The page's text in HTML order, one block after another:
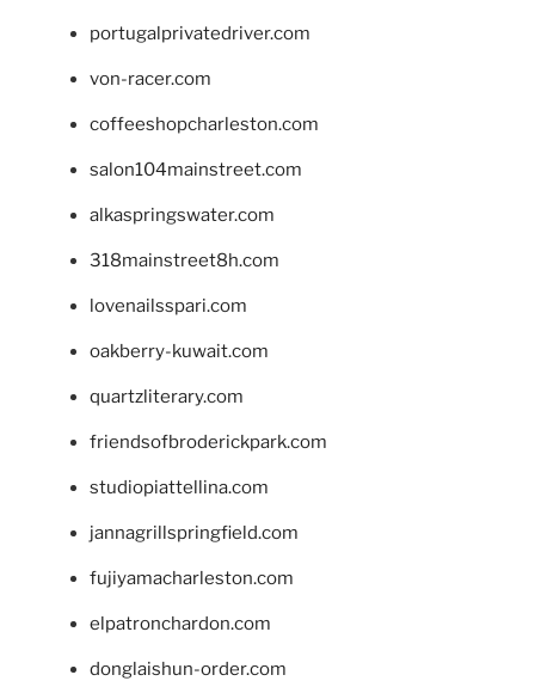
portugalprivatedriver.com
von-racer.com
coffeeshopcharleston.com
salon104mainstreet.com
alkaspringswater.com
318mainstreet8h.com
lovenailsspari.com
oakberry-kuwait.com
quartzliterary.com
friendsofbroderickpark.com
studiopiattellina.com
jannagrillspringfield.com
fujiyamacharleston.com
elpatronchardon.com
donglaishun-order.com